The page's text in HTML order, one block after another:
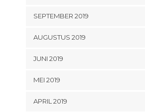
SEPTEMBER 2019
AUGUSTUS 2019
JUNI 2019
MEI 2019
APRIL 2019